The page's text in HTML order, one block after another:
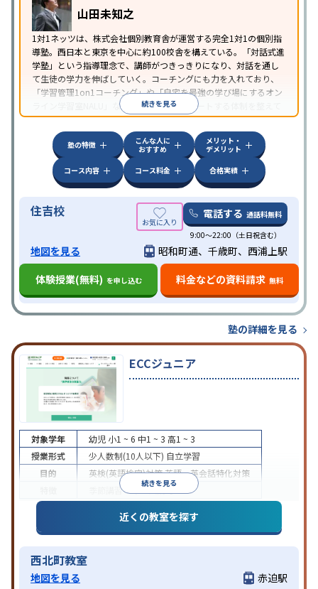
山田未知之
1対1ネッツは、株式会社個別教育舎が運営する完全1対1の個別指
導塾。西日本と東京を中心に約100校舎を構えている。「対話式進
学塾」という指導理念で、講師がつきっきりになり、対話を通し
て生徒の学力を伸ばしていく。コーチングにも力を入れており、
「学習管理1on1コーチング」や「自宅を最強の学び場にするオン
ライン学習室NALU」など、自宅学習もサポートする体制を整えて
いる。
続きを見る
塾の特徴
こんな人に
おすすめ
メリット・
デメリット
コース内容
コース料金 合格実績
住吉校 電話する 通話料無料
9:00～22:00（土日祝含む）
地図を見る
昭和町通、千歳町、西浦上駅
体験授業(無料) を申し込む 料金などの資料請求 無料
塾の詳細を見る
ECCジュニア
続きを見る
対象学年 幼児 小1 ~ 6 中1 ~ 3 高1 ~ 3
授業形式
少人数制(10人以下) 自立学習
目的
英検(英語検定)対策英語・英会話特化対策
季節講習のみの受講可
近くの教室を探す
西北町教室
地図を見る 赤迫駅